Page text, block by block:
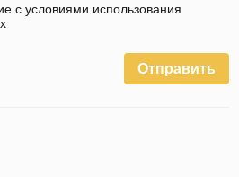
с условиями использования
Отправить